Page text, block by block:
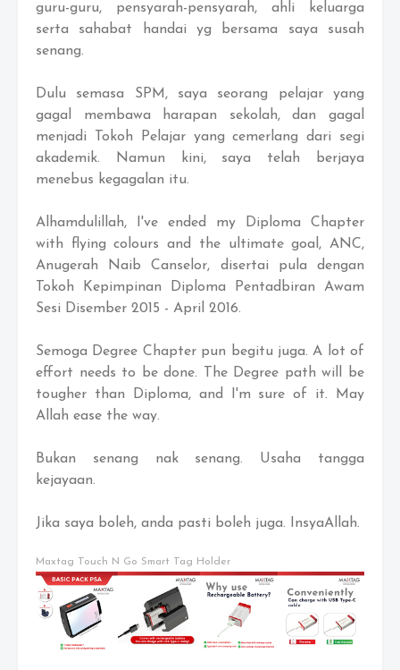
guru-guru, pensyarah-pensyarah, ahli keluarga
serta sahabat handai yg bersama saya susah
senang.
Dulu semasa SPM, saya seorang pelajar yang
gagal membawa harapan sekolah, dan gagal
menjadi Tokoh Pelajar yang cemerlang dari segi
akademik. Namun kini, saya telah berjaya
menebus kegagalan itu.
Alhamdulillah, I've ended my Diploma Chapter
with flying colours and the ultimate goal, ANC,
Anugerah Naib Canselor, disertai pula dengan
Tokoh Kepimpinan Diploma Pentadbiran Awam
Sesi Disember 2015 - April 2016.
Semoga Degree Chapter pun begitu juga. A lot of
effort needs to be done. The Degree path will be
tougher than Diploma, and I'm sure of it. May
Allah ease the way.
Bukan senang nak senang. Usaha tangga
kejayaan.
Jika saya boleh, anda pasti boleh juga. InsyaAllah.
Maxtag Touch N Go Smart Tag Holder